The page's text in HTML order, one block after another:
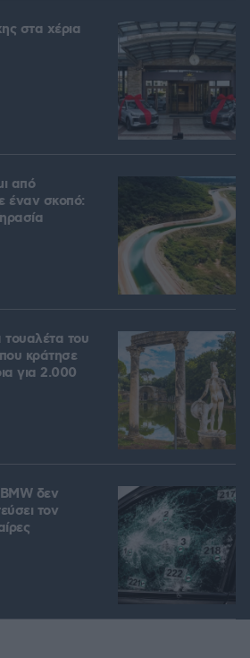
στα χέρια
από
έναν σκοπό:
του
κράτησε
για 2.000
δεν
τον